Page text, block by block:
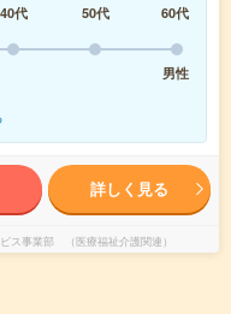
40代 50代
60代
男性
詳しく見る
ス事業部 （医療福祉介護関連）